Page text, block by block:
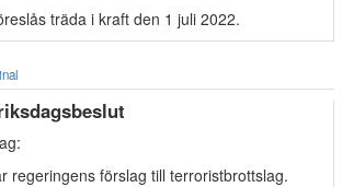
träda i kraft den 1 juli 2022.
regeringens förslag till terroristbrottslag.